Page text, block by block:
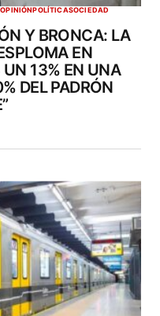
OPINIÓNPOLÍTICASOCIEDAD
Y BRONCA: LA
EN
13% EN UNA
DEL PADRÓN